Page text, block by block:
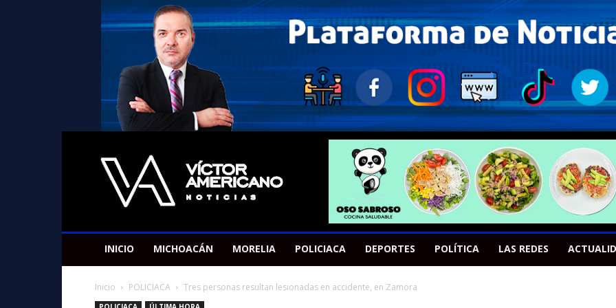
Americano
Victor
INICIO MICHOACÁN MORELIA POLICIACA DEPORTES POLÍTICA LAS REDES
Inicio POLICIACA Tres personas resultan lesionadas en accidente, en Zamora